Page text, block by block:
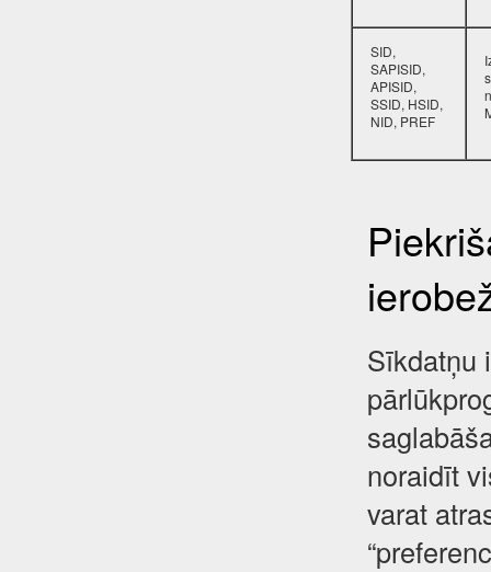
SID,
SAPISID,
APISID,
SSID, HSID,
NID, PREF
Sīkdatņu
noraidīt
varat